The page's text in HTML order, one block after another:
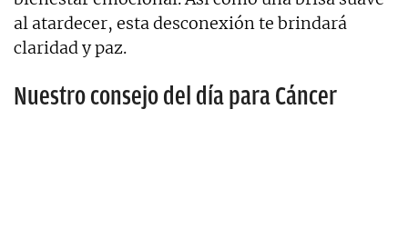
al atardecer, esta desconexión te brindará
claridad y paz.
Nuestro consejo del día para Cáncer